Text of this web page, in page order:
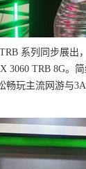
系列同步展出
3060 TRB 8G。
畅玩主流网游与